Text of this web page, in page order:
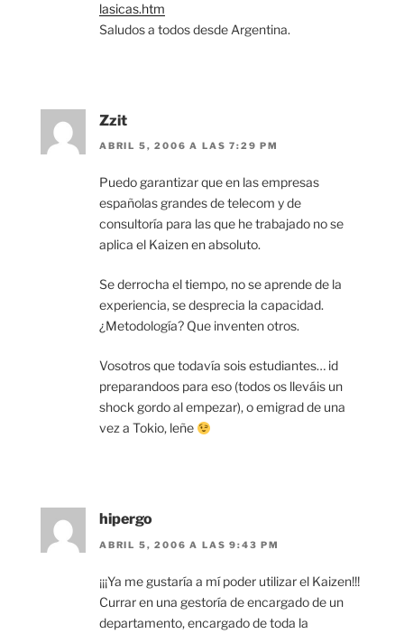
lasicas.htm
Saludos a todos desde Argentina.
Zzit
ABRIL 5, 2006 A LAS 7:29 PM
Puedo garantizar que en las empresas
españolas grandes de telecom y de
consultoría para las que he trabajado no se
aplica el Kaizen en absoluto.
Se derrocha el tiempo, no se aprende de la
experiencia, se desprecia la capacidad.
¿Metodología? Que inventen otros.
Vosotros que todavía sois estudiantes… id
preparandoos para eso (todos os lleváis un
shock gordo al empezar), o emigrad de una
vez a Tokio, leñe
hipergo
ABRIL 5, 2006 A LAS 9:43 PM
¡¡¡Ya me gustaría a mí poder utilizar el Kaizen!!!
Currar en una gestoría de encargado de un
departamento, encargado de toda la